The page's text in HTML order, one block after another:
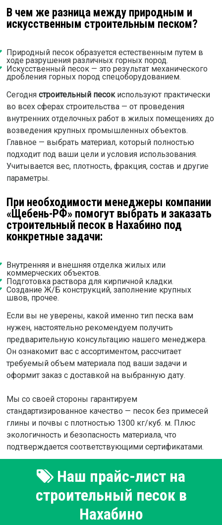
В чем же разница между природным и
искусственным строительным песком?
Природный песок образуется естественным путем в
ходе разрушения различных горных пород.
Искусственный песок — это результат механического
дробления горных пород спецоборудованием.
Сегодня строительный песокиспользуют практически
во всех сферах строительства — от проведения
внутренних отделочных работ в жилых помещениях до
возведения крупных промышленных объектов.
Главное — выбрать материал, который полностью
подходит под ваши цели и условия использования.
Учитывается вес, плотность, фракция, состав и другие
параметры.
При необходимости менеджеры компании
«Щебень-РФ» помогут выбрать и заказать
строительный песок в Нахабино под
конкретные задачи:
Внутренняя и внешняя отделка жилых или
коммерческих объектов.
Подготовка раствора для кирпичной кладки.
Создание Ж/Б конструкций, заполнение крупных
швов, прочее.
Если вы не уверены, какой именно тип песка вам
нужен, настоятельно рекомендуем получить
предварительную консультацию нашего менеджера.
Он ознакомит вас с ассортиментом, рассчитает
требуемый объем материала под ваши задачи и
оформит заказ с доставкой на выбранную дату.
Мы со своей стороны гарантируем
стандартизированное качество — песок без примесей
глины и почвы с плотностью 1300 кг/куб. м. Плюс
экологичность и безопасность материала, что
подтверждается соответствующими сертификатами.
Наш прайс-лист на
строительный песок в
Нахабино